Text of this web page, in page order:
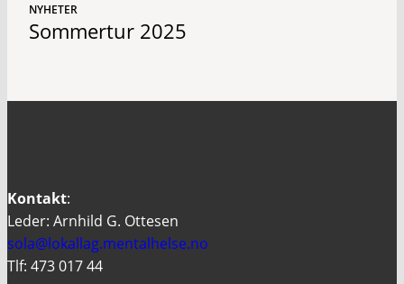
NYHETER
Sommertur 2025
Kontakt:
Leder: Arnhild G. Ottesen
sola@lokallag.mentalhelse.no
Tlf: 473 017 44